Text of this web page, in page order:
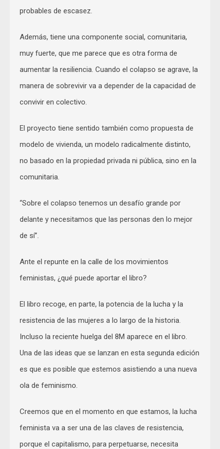
probables de escasez.
Además, tiene una componente social, comunitaria,
muy fuerte, que me parece que es otra forma de
aumentar la resiliencia. Cuando el colapso se agrave, la
manera de sobrevivir va a depender de la capacidad de
convivir en colectivo.
El proyecto tiene sentido también como propuesta de
modelo de vivienda, un modelo radicalmente distinto,
no basado en la propiedad privada ni pública, sino en la
comunitaria.
“Sobre el colapso tenemos un desafío grande por
delante y necesitamos que las personas den lo mejor
de sí”.
Ante el repunte en la calle de los movimientos
feministas, ¿qué puede aportar el libro?
El libro recoge, en parte, la potencia de la lucha y la
resistencia de las mujeres a lo largo de la historia.
Incluso la reciente huelga del 8M aparece en el libro.
Una de las ideas que se lanzan en esta segunda edición
es que es posible que estemos asistiendo a una nueva
ola de feminismo.
Creemos que en el momento en que estamos, la lucha
feminista va a ser una de las claves de resistencia,
porque el capitalismo, para perpetuarse, necesita